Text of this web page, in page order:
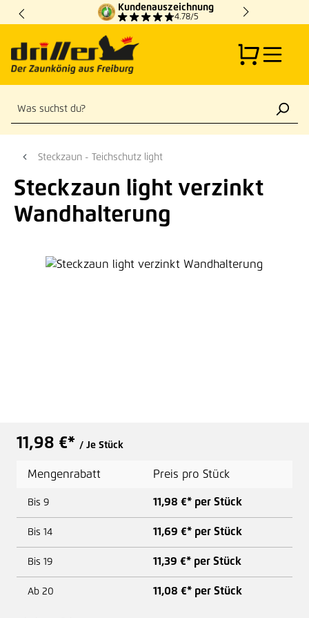
Zum Hauptinhalt springen
Kundenauszeichnung
4.78/5
Steckzaun - Teichschutz light
Steckzaun light verzinkt
Wandhalterung
Bildergalerie überspringen
11,98 €* / Je Stück
Mengenrabatt Preis pro Stück
Bis 9 11,98 €* per Stück
Bis 14 11,69 €* per Stück
Bis 19 11,39 €* per Stück
Ab 20 11,08 €* per Stück